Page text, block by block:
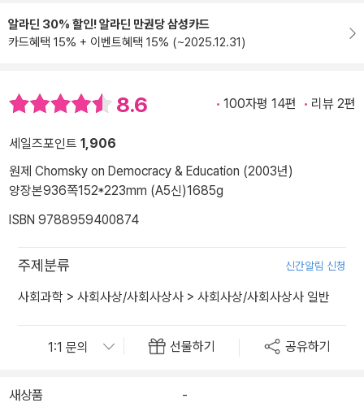
알라딘 30% 할인! 알라딘 만권당 삼성카드
카드혜택 15% + 이벤트혜택 15% (~2025.12.31)
8.6 100자평 14편 리뷰 2편
세일즈포인트 1,906
원제 Chomsky on Democracy & Education (2003년)
양장본936쪽152*223mm (A5신)1685g
ISBN 9788959400874
주제분류 신간알림 신청
사회과학 > 사회사상/사회사상사 > 사회사상/사회사상사 일반
선물하기 공유하기
새상품
-